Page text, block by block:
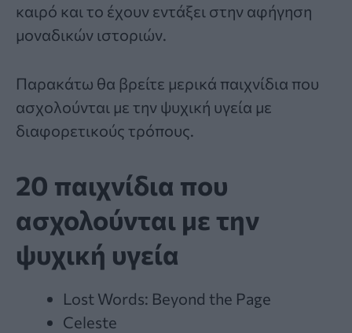
καιρό και το έχουν εντάξει στην αφήγηση
μοναδικών ιστοριών.
Παρακάτω θα βρείτε μερικά παιχνίδια που
ασχολούνται με την ψυχική υγεία με
διαφορετικούς τρόπους.
20 παιχνίδια που
ασχολούνται με την
ψυχική υγεία
Lost Words: Beyond the Page
Celeste